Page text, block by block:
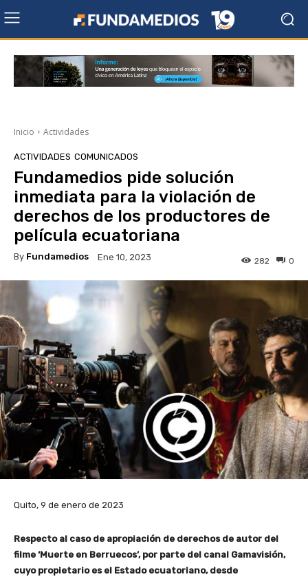
Inicio Actividades
ACTIVIDADES COMUNICADOS
Fundamedios pide solución
inmediata para la violación de
derechos de los productores de
película ecuatoriana
By Fundamedios Ene 10, 2023 0
282
Quito, 9 de enero de 2023
Respecto al caso de apropiación de derechos de autor del
filme ‘Muerte en Berruecos’, por parte del canal Gamavisión,
cuyo propietario es el Estado ecuatoriano, desde